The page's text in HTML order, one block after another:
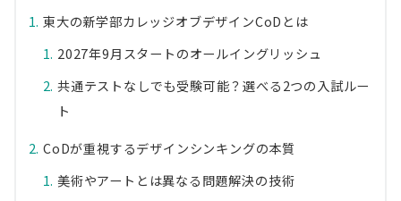
東大の新学部カレッジオブデザインCoDとは
2027年9月スタートのオールイングリッシュ
共通テストなしでも受験可能？選べる2つの入試ルー
ト
CoDが重視するデザインシンキングの本質
美術やアートとは異なる問題解決の技術